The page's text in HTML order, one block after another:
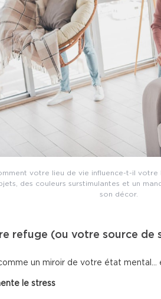
votre lieu de vie influence-t-il
des couleurs surstimulantes et un
son décor.
refuge (ou votre source de
un miroir de votre état mental…
le stress